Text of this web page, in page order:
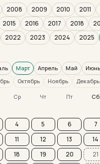
2008 2009 2010 2011
2015 2016 2017 2018
2022 2023 2024 2025
Март Апрель Май Июнь
Октябрь Ноябрь Декабрь
Ср Чт Пт Сб
4 5 6 7
11 12 13 14
18 19 20 21